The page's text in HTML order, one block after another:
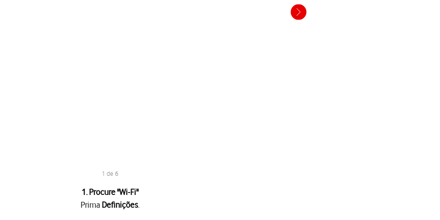
1 de 6
1. Procure "Wi-Fi"
Prima Definições.